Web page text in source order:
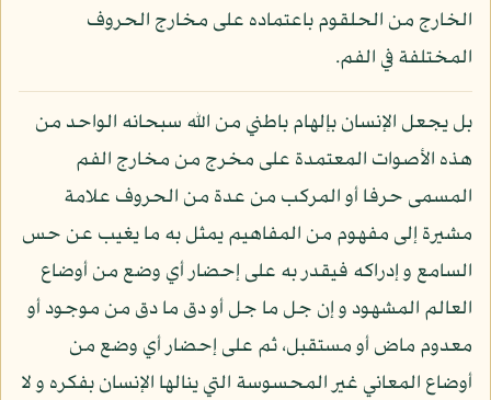
الخارج من الحلقوم باعتماده على مخارج الحروف
المختلفة في الفم.
بل يجعل الإنسان بإلهام باطني من الله سبحانه الواحد من
هذه الأصوات المعتمدة على مخرج من مخارج الفم
المسمى حرفا أو المركب من عدة من الحروف علامة
مشيرة إلى مفهوم من المفاهيم يمثل به ما يغيب عن حس
السامع و إدراكه فيقدر به على إحضار أي وضع من أوضاع
العالم المشهود و إن جل ما جل أو دق ما دق من موجود أو
معدوم ماض أو مستقبل، ثم على إحضار أي وضع من
أوضاع المعاني غير المحسوسة التي ينالها الإنسان بفكره و لا